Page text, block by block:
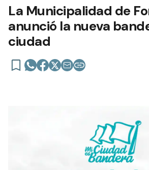
La Municipalidad de
anunció la nueva
ciudad